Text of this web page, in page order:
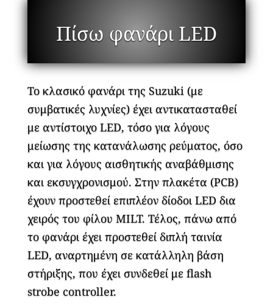
Πίσω φανάρι LED
Το κλασικό φανάρι της Suzuki (με
συμβατικές λυχνίες) έχει αντικατασταθεί
με αντίστοιχο LED, τόσο για λόγους
μείωσης της κατανάλωσης ρεύματος, όσο
και για λόγους αισθητικής αναβάθμισης
και εκσυγχρονισμού. Στην πλακέτα (PCB)
έχουν προστεθεί επιπλέον δίοδοι LED δια
χειρός του φίλου MILT. Τέλος, πάνω από
το φανάρι έχει προστεθεί διπλή ταινία
LED, αναρτημένη σε κατάλληλη βάση
στήριξης, που έχει συνδεθεί με flash
strobe controller.